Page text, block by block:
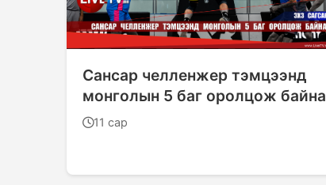
Сансар челленжер тэмцээнд
монголын 5 баг оролцож байна
11 сар